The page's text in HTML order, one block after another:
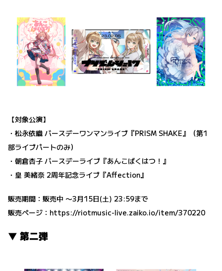
【対象公演】
・松永依織 バースデーワンマンライブ『PRISM SHAKE』（第1
部ライブパートのみ）
・朝倉杏子 バースデーライブ『あんこばくはつ！』
・皇 美緒奈 2周年記念ライブ『Affection』
販売期間：販売中 〜3月15日(土) 23:59まで
販売ページ： https://riotmusic-live.zaiko.io/item/370220
▼ 第二弾